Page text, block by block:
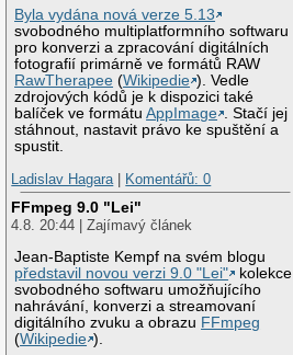
Byla vydána nová verze 5.13
svobodného multiplatformního softwaru
pro konverzi a zpracování digitálních
fotografií primárně ve formátů RAW
RawTherapee (Wikipedie ). Vedle
zdrojových kódů je k dispozici také
balíček ve formátuAppImage . Stačí jej
stáhnout, nastavit právo ke spuštění a
spustit.
Ladislav Hagara
Komentářů: 0
FFmpeg 9.0 "Lei"
4.8. 20:44 | Zajímavý článek
Jean-Baptiste Kempf na svém blogu
představil novou verzi 9.0 "Lei"
kolekce
svobodného softwaru umožňujícího
nahrávání, konverzi a streamovaní
digitálního zvuku a obrazu FFmpeg
(Wikipedie ).